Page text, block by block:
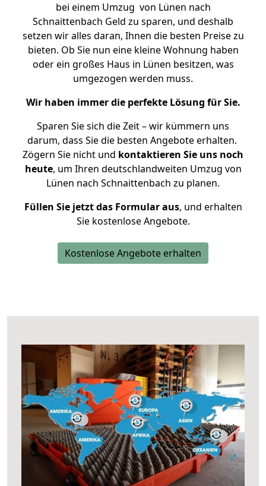
bei einem Umzug von Lünen nach
Schnaittenbach Geld zu sparen, und deshalb
setzen wir alles daran, Ihnen die besten Preise zu
bieten. Ob Sie nun eine kleine Wohnung haben
oder ein großes Haus in Lünen besitzen, was
umgezogen werden muss.
Wir haben immer die perfekte Lösung für Sie.
Sparen Sie sich die Zeit – wir kümmern uns
darum, dass Sie die besten Angebote erhalten.
Zögern Sie nicht und kontaktieren Sie uns noch
heute, um Ihren deutschlandweiten Umzug von
Lünen nach Schnaittenbach zu planen.
Füllen Sie jetzt das Formular aus, und erhalten
Sie kostenlose Angebote.
Kostenlose Angebote erhalten